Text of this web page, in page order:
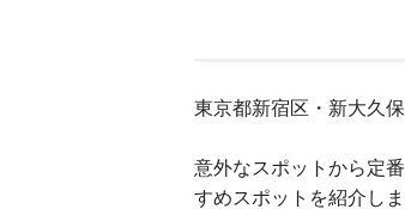
東京都新宿区・新大久
意外なスポットから定
すめスポットを紹介し